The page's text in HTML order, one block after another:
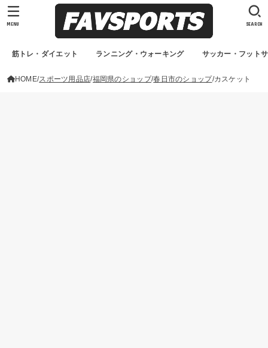
筋トレ・ダイエット ランニング・ウォーキング サッカー・フット
SEARCH
MENU
HOME スポーツ用品店 福岡県のショップ 春日市のショップ カスケット